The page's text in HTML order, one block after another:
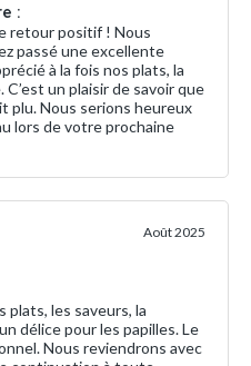
:
retour positif ! Nous
passé une excellente
à la fois nos plats, la
un plaisir de savoir que
plu. Nous serions heureux
lors de votre prochaine
Août 2025
les saveurs, la
avec